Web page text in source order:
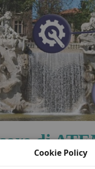
di
e
Cookie Policy